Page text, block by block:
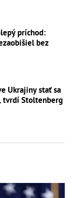
príchod:
bez
Ukrajiny stať sa
tvrdí Stoltenberg